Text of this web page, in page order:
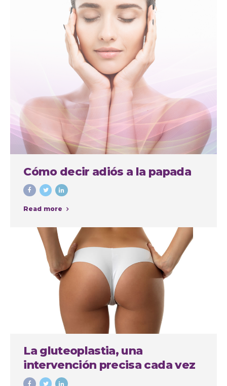
Cómo decir adiós a la papada
Read more
La gluteoplastia, una
intervención precisa cada vez
más demandada